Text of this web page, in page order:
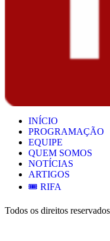
INÍCIO
PROGRAMAÇÃO
EQUIPE
QUEM SOMOS
NOTÍCIAS
ARTIGOS
🎟️ RIFA
Todos os direitos reservados